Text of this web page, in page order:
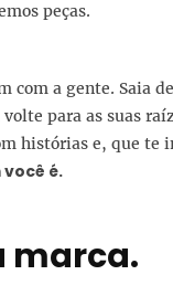
peças.
com a gente. Saia
para as suas
histórias e, que te
é.
marca.